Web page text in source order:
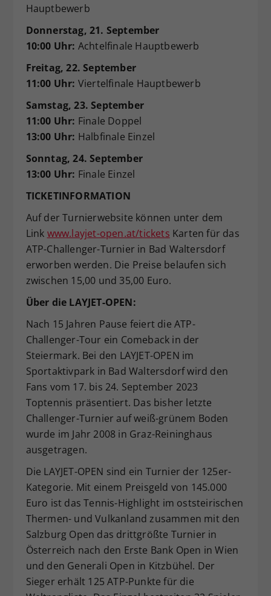
Hauptbewerb
Donnerstag, 21. September
10:00 Uhr: Achtelfinale Hauptbewerb
Freitag, 22. September
11:00 Uhr: Viertelfinale Hauptbewerb
Samstag, 23. September
11:00 Uhr: Finale Doppel
13:00 Uhr: Halbfinale Einzel
Sonntag, 24. September
13:00 Uhr: Finale Einzel
TICKETINFORMATION
Auf der Turnierwebsite können unter dem
Link www.layjet-open.at/tickets Karten für das
ATP-Challenger-Turnier in Bad Waltersdorf
erworben werden. Die Preise belaufen sich
zwischen 15,00 und 35,00 Euro.
Über die LAYJET-OPEN:
Nach 15 Jahren Pause feiert die ATP-
Challenger-Tour ein Comeback in der
Steiermark. Bei den LAYJET-OPEN im
Sportaktivpark in Bad Waltersdorf wird den
Fans vom 17. bis 24. September 2023
Toptennis präsentiert. Das bisher letzte
Challenger-Turnier auf weiß-grünem Boden
wurde im Jahr 2008 in Graz-Reininghaus
ausgetragen.
Die LAYJET-OPEN sind ein Turnier der 125er-
Kategorie. Mit einem Preisgeld von 145.000
Euro ist das Tennis-Highlight im oststeirischen
Thermen- und Vulkanland zusammen mit den
Salzburg Open das drittgrößte Turnier in
Österreich nach den Erste Bank Open in Wien
und den Generali Open in Kitzbühel. Der
Sieger erhält 125 ATP-Punkte für die